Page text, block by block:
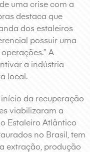
uma crise com a
destaca que
dos estaleiros
possuir uma
A
a indústria
local.
da recuperação
viabilizaram a
Estaleiro Atlântico
no Brasil, tem
extração, produção